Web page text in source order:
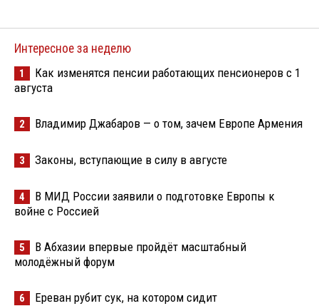
Интересное за неделю
1
Как изменятся пенсии работающих пенсионеров с 1
августа
2 Владимир Джабаров — о том, зачем Европе Армения
3 Законы, вступающие в силу в августе
4
В МИД России заявили о подготовке Европы к
войне с Россией
5
В Абхазии впервые пройдёт масштабный
молодёжный форум
6 Ереван рубит сук, на котором сидит